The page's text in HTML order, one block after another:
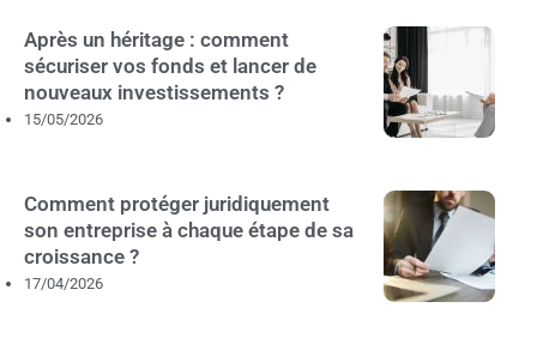
Après un héritage : comment
sécuriser vos fonds et lancer de
nouveaux investissements ?
15/05/2026
Comment protéger juridiquement
son entreprise à chaque étape de sa
croissance ?
17/04/2026